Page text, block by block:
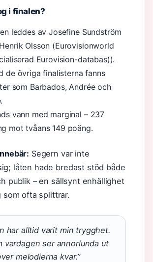
i finalen?
leddes av Josefine Sundström
Olsson (Eurovisionworld
Eurovision-databas)).
de övriga finalisterna fanns
som Barbados, Andrée och
vann med marginal – 237
mot tvåans 149 poäng.
Segern var inte
låten hade bredast stöd både
publik – en sällsynt enhällighet
som ofta splittrar.
har alltid varit min trygghet.
vardagen ser annorlunda ut
melodierna kvar.”